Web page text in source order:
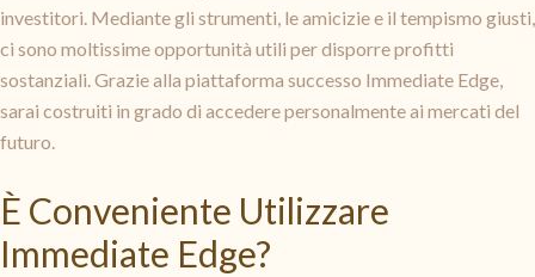
investitori. Mediante gli strumenti, le amicizie e il tempismo giusti,
ci sono moltissime opportunità utili per disporre profitti
sostanziali. Grazie alla piattaforma successo Immediate Edge,
sarai costruiti in grado di accedere personalmente ai mercati del
futuro.
È Conveniente Utilizzare
Immediate Edge?